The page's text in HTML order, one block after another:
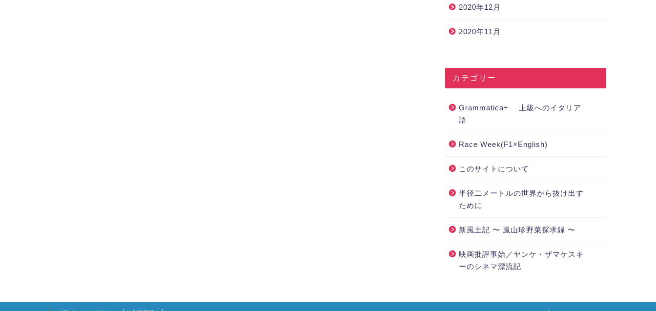
2020年12月
2020年11月
カテゴリー
Grammatica+ 上級へのイタリア
語
Race Week(F1×English)
このサイトについて
半径二メートルの世界から抜け出す
ために
新風土記 〜 嵐山珍野菜探求録 〜
映画批評事始／ヤンケ・ザマケスキ
ーのシネマ漂流記